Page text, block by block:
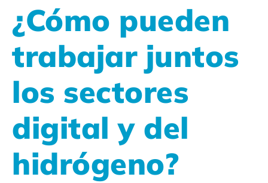
¿Cómo pueden
trabajar juntos
los sectores
digital y del
hidrógeno?